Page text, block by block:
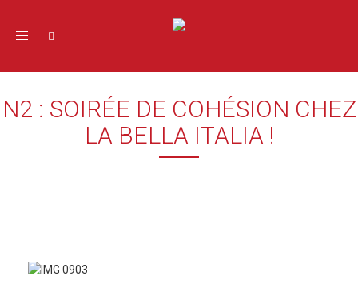
Toggle navigation
N2 : SOIRÉE DE COHÉSION CHEZ
LA BELLA ITALIA !